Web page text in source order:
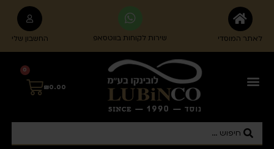
לאתר המוסדי שירות לקוחות בווטסאפ החשבון שלי
₪0.00
0